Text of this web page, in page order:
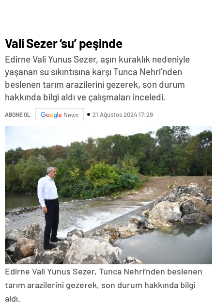
Vali Sezer ‘su’ peşinde
Edirne Vali Yunus Sezer, aşırı kuraklık nedeniyle
yaşanan su sıkıntısına karşı Tunca Nehri'nden
beslenen tarım arazilerini gezerek, son durum
hakkında bilgi aldı ve çalışmaları inceledi.
ABONE OL News 21 Ağustos 2024 17:29
Edirne Vali Yunus Sezer, Tunca Nehri’nden beslenen
tarım arazilerini gezerek, son durum hakkında bilgi
aldı.